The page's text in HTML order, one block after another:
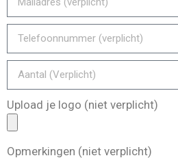
Upload je logo (niet verplicht)
Opmerkingen (niet verplicht)